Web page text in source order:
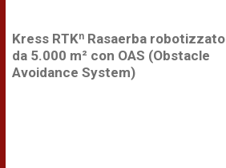
Kress RTKⁿ Rasaerba robotizzato
da 5.000 m² con OAS (Obstacle
Avoidance System)